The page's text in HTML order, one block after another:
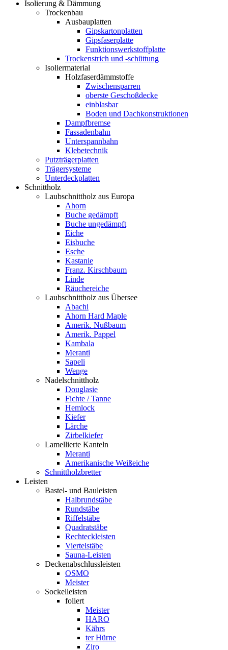
Isolierung & Dämmung
Trockenbau
Ausbauplatten
Gipskartonplatten
Gipsfaserplatte
Funktionswerkstoffplatte
Trockenstrich und -schüttung
Isoliermaterial
Holzfaserdämmstoffe
Zwischensparren
oberste Geschoßdecke
einblasbar
Boden und Dachkonstruktionen
Dampfbremse
Fassadenbahn
Unterspannbahn
Klebetechnik
Putzträgerplatten
Trägersysteme
Unterdeckplatten
Schnittholz
Laubschnittholz aus Europa
Ahorn
Buche gedämpft
Buche ungedämpft
Eiche
Eisbuche
Esche
Kastanie
Franz. Kirschbaum
Linde
Räuchereiche
Laubschnittholz aus Übersee
Abachi
Ahorn Hard Maple
Amerik. Nußbaum
Amerik. Pappel
Kambala
Meranti
Sapeli
Wenge
Nadelschnittholz
Douglasie
Fichte / Tanne
Hemlock
Kiefer
Lärche
Zirbelkiefer
Lamellierte Kanteln
Meranti
Amerikanische Weißeiche
Schnittholzbretter
Leisten
Bastel- und Bauleisten
Halbrundstäbe
Rundstäbe
Riffelstäbe
Quadratstäbe
Rechteckleisten
Viertelstäbe
Sauna-Leisten
Deckenabschlussleisten
OSMO
Meister
Sockelleisten
foliert
Meister
HARO
Kährs
ter Hürne
Ziro